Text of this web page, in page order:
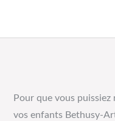
Pour que vous
vos enfants Bethusy-